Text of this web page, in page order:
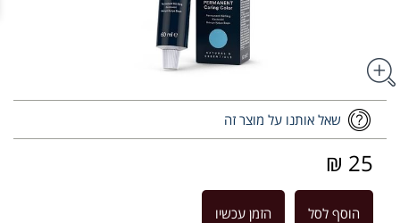
שאל אותנו על מוצר זה
25 ₪
הוסף לסל הזמן עכשיו